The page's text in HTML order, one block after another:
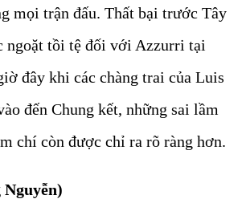
mọi trận đấu. Thất bại trước Tây
ngoặt tồi tệ đối với Azzurri tại
đây khi các chàng trai của Luis
đến Chung kết, những sai lầm
chí còn được chỉ ra rõ ràng hơn.